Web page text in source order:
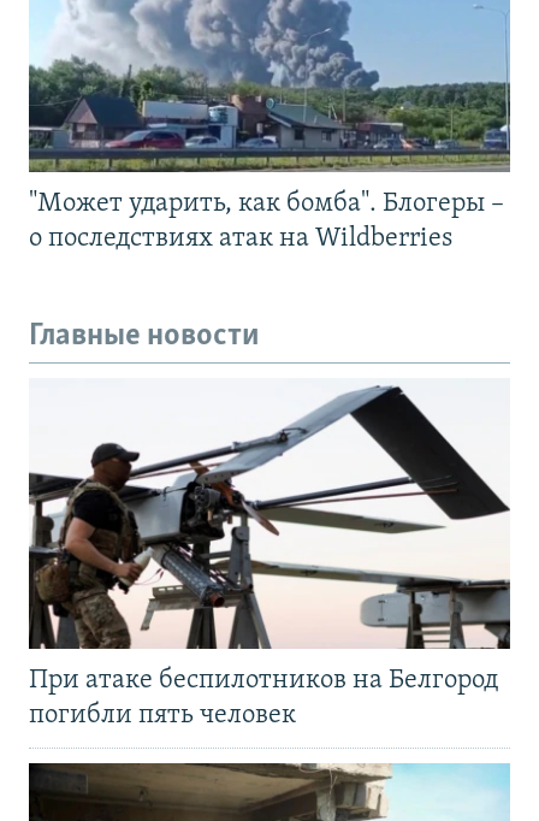
"Может ударить, как бомба". Блогеры –
о последствиях атак на Wildberries
Главные новости
При атаке беспилотников на Белгород
погибли пять человек